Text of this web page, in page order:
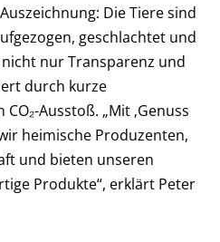
Die Tiere sind
geschlachtet und
nur Transparenz und
durch kurze
Ausstoß. „Mit ‚Genuss
heimische Produzenten,
und bieten unseren
Produkte“, erklärt Peter